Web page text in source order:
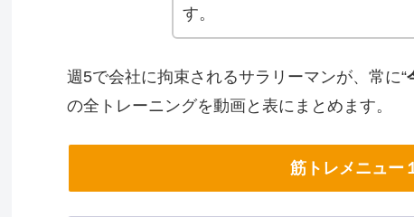
す。
週5で会社に拘束されるサラリーマンが、常に“
の全トレーニングを動画と表にまとめます。
筋トレメニュー